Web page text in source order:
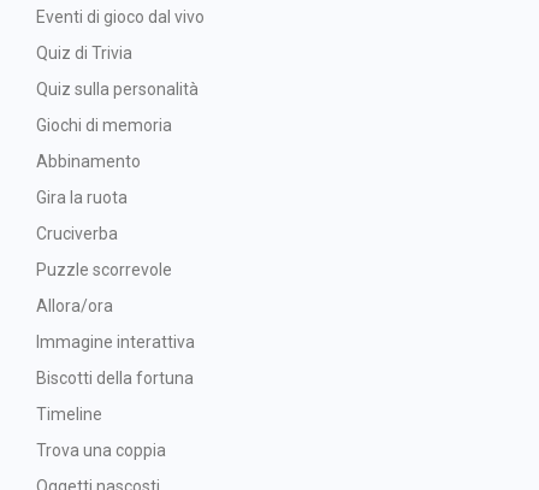
Eventi di gioco dal vivo
Quiz di Trivia
Quiz sulla personalità
Giochi di memoria
Abbinamento
Gira la ruota
Cruciverba
Puzzle scorrevole
Allora/ora
Immagine interattiva
Biscotti della fortuna
Timeline
Trova una coppia